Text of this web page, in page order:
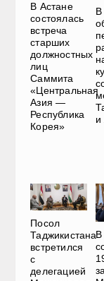
В Астане
состоялась
встреча
старших
должностных
лиц
Саммита
«Центральная
Азия —
Республика
Корея»
В
и
Посол
Таджикистана
встретился
с
делегацией
В